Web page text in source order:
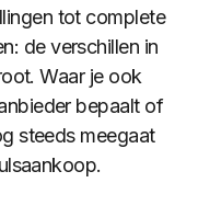
tot complete
de verschillen in
Waar je ook
bepaalt of
steeds meegaat